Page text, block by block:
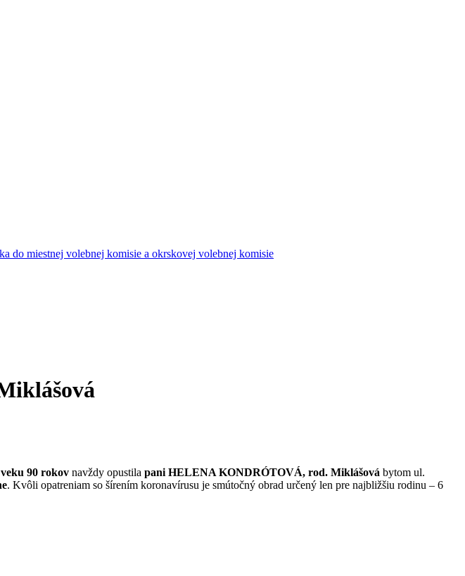
do miestnej volebnej komisie a okrskovej volebnej komisie
90 rokov navždy opustila pani HELENA KONDRÓTOVÁ, rod. Miklášová bytom ul.
. Kvôli opatreniam so šírením koronavírusu je smútočný obrad určený len pre najbližšiu rodinu – 6